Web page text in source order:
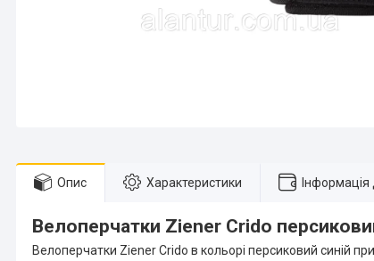
Опис Характеристики
Велоперчатки Ziener Crido
Велоперчатки Ziener Crido в кольорі персиковий синій